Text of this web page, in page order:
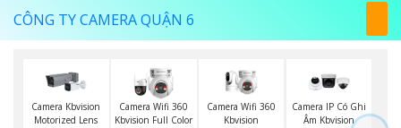
CÔNG TY CAMERA QUẬN 6
Camera Kbvision
Motorized Lens
Camera Wifi 360
Kbvision Full Color
Camera Wifi 360
Kbvision
Camera IP Có Ghi
Âm Kbvision